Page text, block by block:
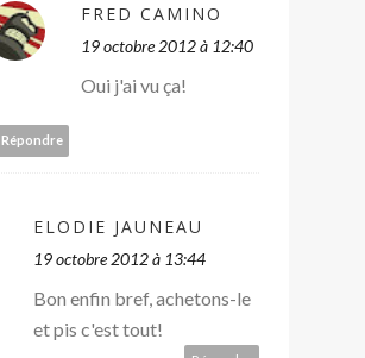
FRED CAMINO
19 octobre 2012 à 12:40
Oui j'ai vu ça!
Répondre
ELODIE JAUNEAU
19 octobre 2012 à 13:44
Bon enfin bref, achetons-le
et pis c'est tout!